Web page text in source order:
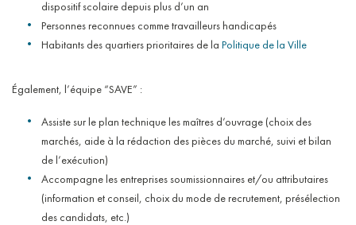
dispositif scolaire depuis plus d’un an
Personnes reconnues comme travailleurs handicapés
Habitants des quartiers prioritaires de la Politique de la Ville
Également, l’équipe “SAVE” :
Assiste sur le plan technique les maîtres d’ouvrage (choix des
marchés, aide à la rédaction des pièces du marché, suivi et bilan
de l’exécution)
Accompagne les entreprises soumissionnaires et/ou attributaires
(information et conseil, choix du mode de recrutement, présélection
des candidats, etc.)